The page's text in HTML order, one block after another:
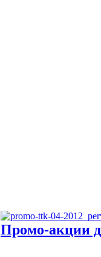
Промо-акции